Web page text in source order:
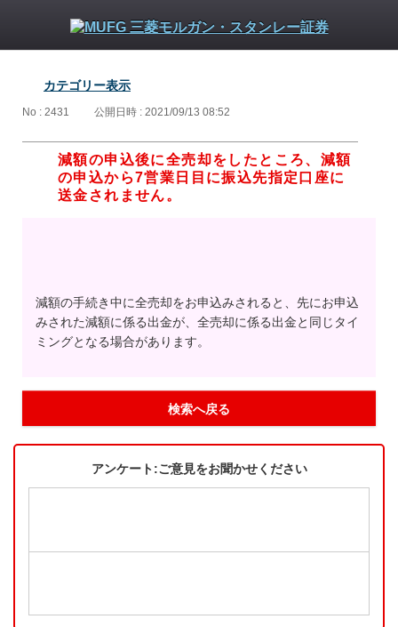
カテゴリー表示
No : 2431 公開日時 : 2021/09/13 08:52
減額の申込後に全売却をしたところ、減額
の申込から7営業日目に振込先指定口座に
送金されません。
減額の手続き中に全売却をお申込みされると、先にお申込
みされた減額に係る出金が、全売却に係る出金と同じタイ
ミングとなる場合があります。
検索へ戻る
アンケート:ご意見をお聞かせください